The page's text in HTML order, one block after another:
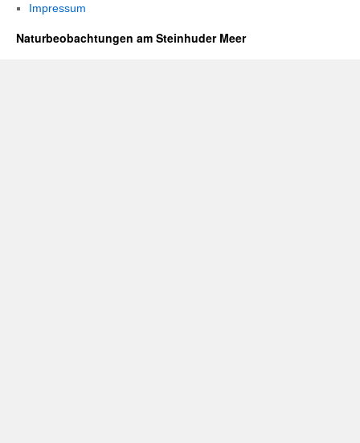
Impressum
Naturbeobachtungen am Steinhuder Meer